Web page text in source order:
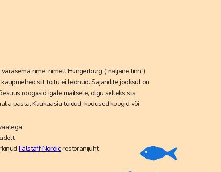
nime, nimelt Hungerburg ("näljane linn")
siit toitu ei leidnud. Sajandite jooksul on
roogasid igale maitsele, olgu selleks siis
pasta, Kaukaasia toidud, kodused koogid või
Falstaff Nordicrestoranijuht